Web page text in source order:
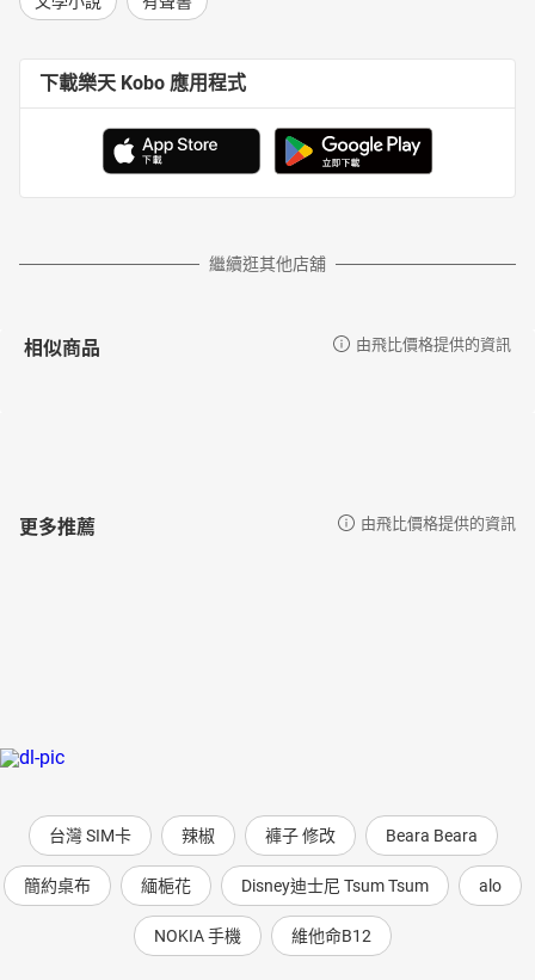
下載樂天 Kobo 應用程式
繼續逛其他店舖
相似商品 由飛比價格提供的資訊
更多推薦 由飛比價格提供的資訊
台灣 SIM卡 辣椒 褲子 修改 Beara Beara
簡約桌布 緬梔花 Disney迪士尼 Tsum Tsum alo
NOKIA 手機 維他命B12